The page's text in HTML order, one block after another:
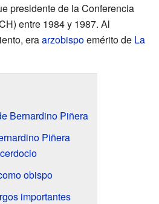
presidente de la Conferencia
entre 1984 y 1987. Al
eraarzobispoemérito de La
Bernardino Piñera
Piñera
obispo
importantes